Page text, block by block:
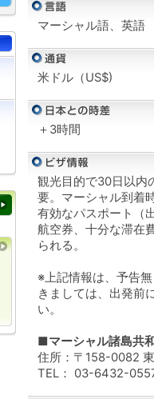
マーシャル語、英語
米ドル（US$)
＋3時間
観光目的で30日以内
要。マーシャル到着
有効なパスポート（
航空券、十分な滞在
られる。
※上記情報は、予告
きましては、出発前
い。
■マーシャル諸島共
住所：〒158-0082
TEL： 03-6432-